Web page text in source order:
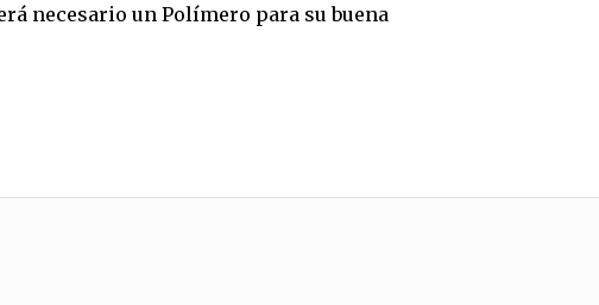
necesario un Polímero para su buena